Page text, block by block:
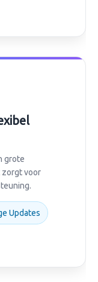
grote
zorgt voor
Updates